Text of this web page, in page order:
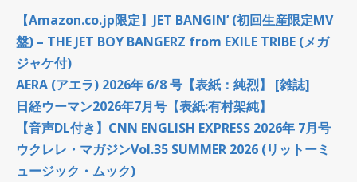
【Amazon.co.jp限定】JET BANGIN’ (初回生産限定MV
盤) – THE JET BOY BANGERZ from EXILE TRIBE (メガ
ジャケ付)
AERA (アエラ) 2026年 6/8 号【表紙：純烈】 [雑誌]
日経ウーマン2026年7月号【表紙:有村架純】
【音声DL付き】CNN ENGLISH EXPRESS 2026年 7月号
ウクレレ・マガジンVol.35 SUMMER 2026 (リットーミ
ュージック・ムック)